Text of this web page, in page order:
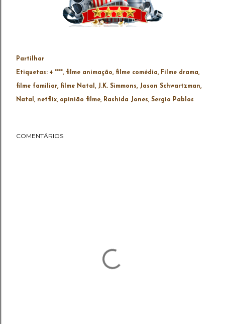
Partilhar
Etiquetas: 4 **** filme animação filme comédia Filme drama
filme familiar filme Natal J.K. Simmons Jason Schwartzman
Natal netflix opinião filme Rashida Jones Sergio Pablos
COMENTÁRIOS